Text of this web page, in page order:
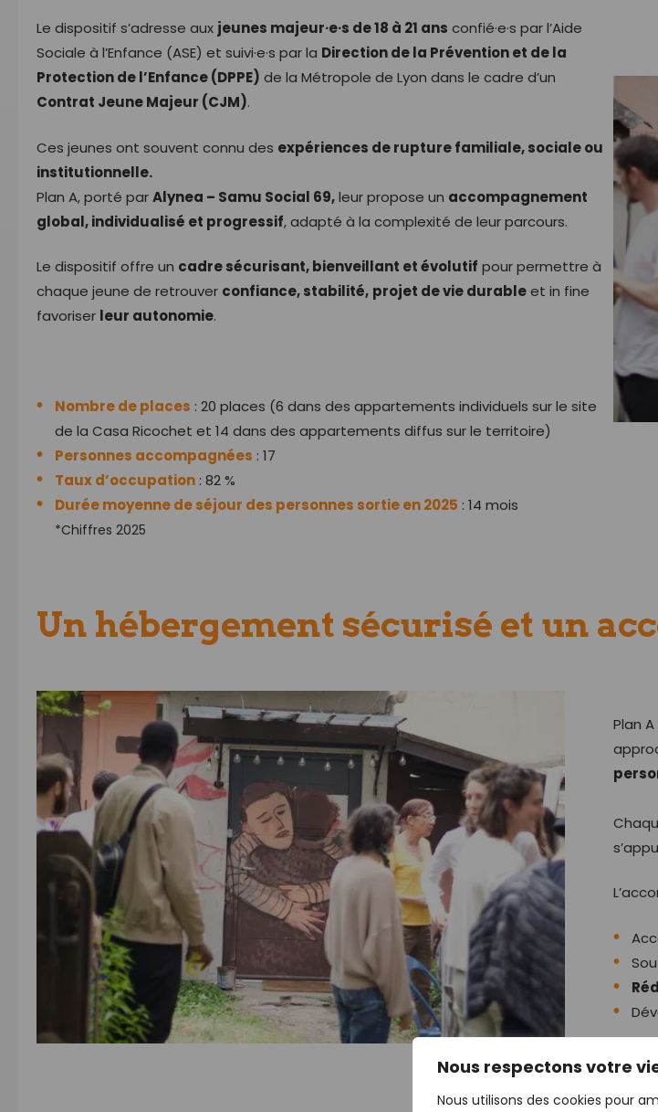
Nous respectons votre
Nous utilisons des cookies pour
Le dispositif s’adresse aux jeunes majeur·e·s de 18 à 21 ans confié·e·s par l’Aide
Sociale à l’Enfance (ASE) et suivi·e·s par la Direction de la Prévention et de la
Protection de l’Enfance (DPPE) de la Métropole de Lyon dans le cadre d’un
Contrat Jeune Majeur (CJM).
Ces jeunes ont souvent connu des expériences de rupture familiale, sociale ou
institutionnelle.
Plan A, porté parAlynea – Samu Social 69,leur propose un accompagnement
global, individualisé et progressif, adapté à la complexité de leur parcours.
Le dispositif offre un cadre sécurisant, bienveillant et évolutif pour permettre à
chaque jeune de retrouver confiance, stabilité, projet de vie durableet in fine
favoriser leur autonomie.
Nombre de places : 20 places (6 dans des appartements individuels sur le site
de la Casa Ricochet et 14 dans des appartements diffus sur le territoire)
Personnes accompagnées : 17
Taux d’occupation: 82 %
Durée moyenne de séjour des personnes sortie en 2025 : 14 mois
*Chiffres 2025
Un hébergement sécurisé et un
Plan